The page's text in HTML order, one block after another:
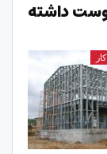
داشته